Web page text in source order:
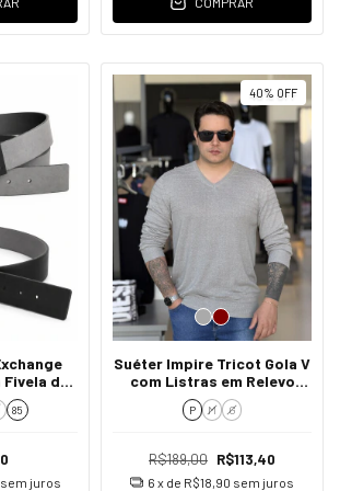
Fivela de
85
sem juros
40% OFF
Suéter Impire Tricot Gola V
com Listras em Relevo
Masculino
P M G
R$189,00 R$113,40
6 x de R$18,90 sem juros